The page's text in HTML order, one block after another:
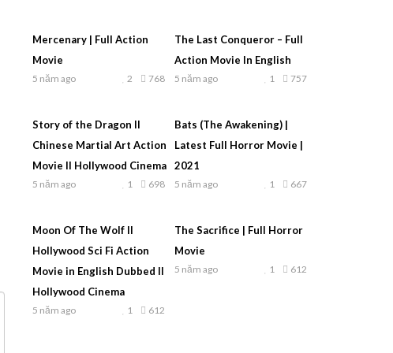
Mercenary | Full Action
Movie
5 năm ago 768
2
The Last Conqueror – Full
Action Movie In English
5 năm ago 757
1
Story of the Dragon ll
Chinese Martial Art Action
Movie ll Hollywood Cinema
5 năm ago 698
1
Bats (The Awakening) |
Latest Full Horror Movie |
2021
5 năm ago 667
1
Moon Of The Wolf ll
Hollywood Sci Fi Action
Movie in English Dubbed ll
Hollywood Cinema
5 năm ago 612
1
The Sacrifice | Full Horror
Movie
5 năm ago 612
1